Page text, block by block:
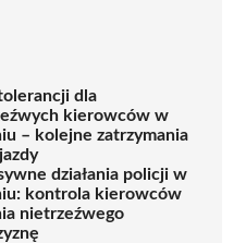
dla
kierowców w
– kolejne zatrzymania
działania policji w
kontrola kierowców
nietrzeźwego